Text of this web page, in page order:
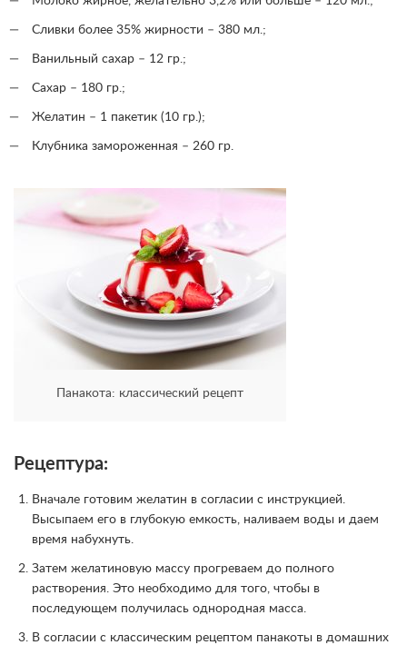
Сливки более 35% жирности – 380 мл.;
Ванильный сахар – 12 гр.;
Сахар – 180 гр.;
Желатин – 1 пакетик (10 гр.);
Клубника замороженная – 260 гр.
Панакота: классический рецепт
Рецептура:
Вначале готовим желатин в согласии с инструкцией.
Высыпаем его в глубокую емкость, наливаем воды и даем
время набухнуть.
Затем желатиновую массу прогреваем до полного
растворения. Это необходимо для того, чтобы в
последующем получилась однородная масса.
В согласии с классическим рецептом панакоты в домашних